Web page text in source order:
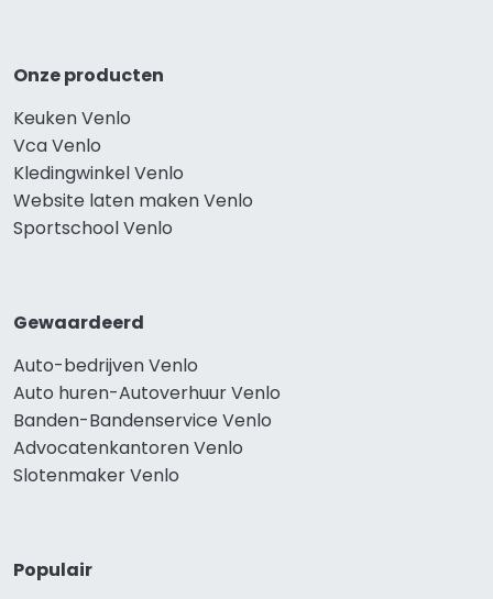
Onze producten
Keuken Venlo
Vca Venlo
Kledingwinkel Venlo
Website laten maken Venlo
Sportschool Venlo
Gewaardeerd
Auto-bedrijven Venlo
Auto huren-Autoverhuur Venlo
Banden-Bandenservice Venlo
Advocatenkantoren Venlo
Slotenmaker Venlo
Populair